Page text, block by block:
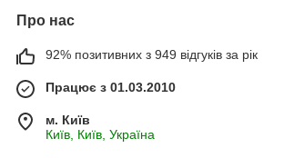
Про нас
92% позитивних з 949 відгуків за рік
Працює з 01.03.2010
м. Київ
Київ, Київ, Україна